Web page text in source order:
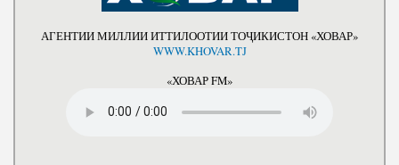
АГЕНТИИ МИЛЛИИ ИТТИЛООТИИ ТОҶИКИСТОН «ХОВАР»
WWW.KHOVAR.TJ
«ХОВАР FM»